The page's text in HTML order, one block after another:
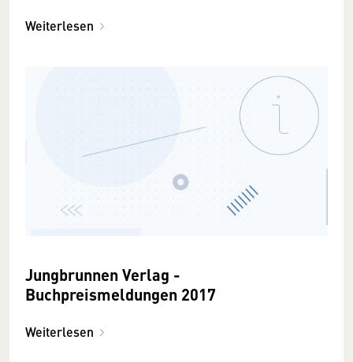
Weiterlesen
Jungbrunnen Verlag -
Buchpreismeldungen 2017
Weiterlesen